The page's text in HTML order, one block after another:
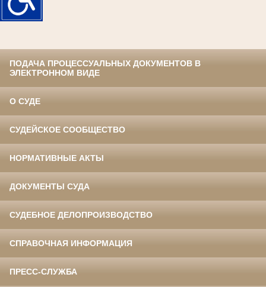
ПОДАЧА ПРОЦЕССУАЛЬНЫХ ДОКУМЕНТОВ В
ЭЛЕКТРОННОМ ВИДЕ
О СУДЕ
СУДЕЙСКОЕ СООБЩЕСТВО
НОРМАТИВНЫЕ АКТЫ
ДОКУМЕНТЫ СУДА
СУДЕБНОЕ ДЕЛОПРОИЗВОДСТВО
СПРАВОЧНАЯ ИНФОРМАЦИЯ
ПРЕСС-СЛУЖБА